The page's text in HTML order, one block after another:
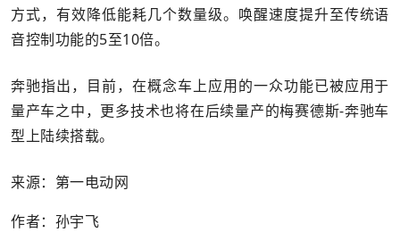
方式，有效降低能耗几个数量级。唤醒速度提升至传统语
音控制功能的5至10倍。
奔驰指出，目前，在概念车上应用的一众功能已被应用于
量产车之中，更多技术也将在后续量产的梅赛德斯-奔驰车
型上陆续搭载。
来源：第一电动网
作者：孙宇飞